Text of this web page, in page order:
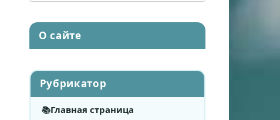
О сайте
Рубрикатор
Главная страница